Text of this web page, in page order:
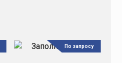
По запросу